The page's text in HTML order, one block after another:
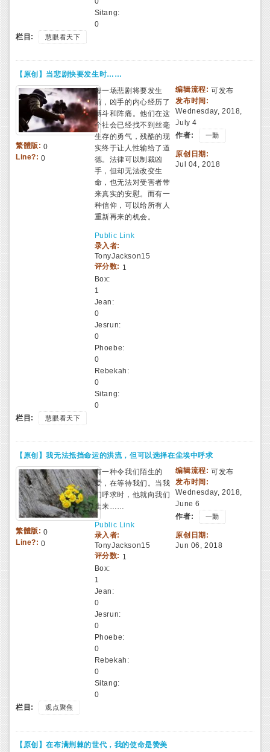
Sitang:
0
栏目: 慧眼看天下
【原创】当悲剧快要发生时……
繁體版: 0
Line?:0
每一场悲剧将要发生
前，凶手的内心经历了
搏斗和阵痛。他们在这
个社会已经找不到丝毫
生存的勇气，残酷的现
实终于让人性输给了道
德。法律可以制裁凶
手，但却无法改变生
命，也无法对受害者带
来真实的安慰。而有一
种信仰，可以给所有人
重新再来的机会。
Public Link
录入者:
TonyJackson15
评分数: 1
Box:
1
Jean:
0
Jesrun:
0
Phoebe:
0
Rebekah:
0
Sitang:
0
编辑流程: 可发布
发布时间:
Wednesday, 2018,
July 4
作者:
一勤
原创日期:
Jul 04, 2018
栏目: 慧眼看天下
【原创】我无法抵挡命运的洪流，但可以选择在尘埃中呼求
繁體版: 0
Line?:0
有一种令我们陌生的
爱，在等待我们。当我
们呼求时，他就向我们
走来……
Public Link
录入者:
TonyJackson15
评分数: 1
Box:
1
Jean:
0
Jesrun:
0
Phoebe:
0
Rebekah:
0
Sitang:
0
编辑流程: 可发布
发布时间:
Wednesday, 2018,
June 6
作者:
一勤
原创日期:
Jun 06, 2018
栏目: 观点聚焦
【原创】在布满荆棘的世代，我的使命是赞美